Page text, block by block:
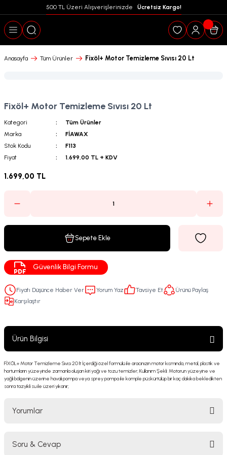
500 TL Üzeri Alışverişlerinizde Ücretsiz Kargo!
Geri Dön
Anasayfa Tüm Ürünler Fixöl+ Motor Temizleme Sıvısı 20 Lt
Fixöl+ Motor Temizleme Sıvısı 20 Lt
Kategori
Tüm Ürünler
Marka
FİAWAX
Stok Kodu
F113
Fiyat
1.699,00 TL + KDV
1.699,00 TL
Sepete Ekle
Güvenlik Bilgi Formu
Fiyatı Düşünce Haber Ver Yorum Yaz Tavsiye Et
Ürünü Paylaş
Karşılaştır
Ürün Bilgisi
FİXÖL+ Motor Temizleme Sıvısı 20 lt İçerdiği özel formülü ile aracınızın motor kısmında, metal, plastik ve
hortumların yüzeyinde zamanla oluşan kiri yağı ve tozu temizler; Kullanım Şekli: Motorun yüzeyine ve
yağlı bölgenin üzerine havalı pompa veya sprey pompa ile komple püskürtülüp bir kaç dakika bekledikten
sonra tazyikli su ile üzeri yıkanır;
Yorumlar
Soru & Cevap